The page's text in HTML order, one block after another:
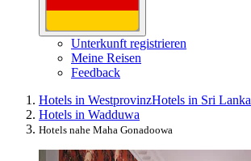
Unterkunft registrieren
Meine Reisen
Feedback
Hotels in WestprovinzHotels in Sri Lanka
Hotels in Wadduwa
Hotels nahe Maha Gonadoowa